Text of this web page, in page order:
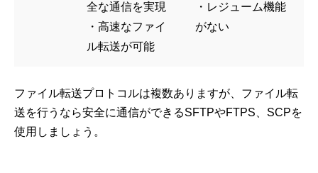
全な通信を実現
・高速なファイ
ル転送が可能
・レジューム機能
がない
ファイル転送プロトコルは複数ありますが、ファイル転
送を行うなら安全に通信ができるSFTPやFTPS、SCPを
使用しましょう。